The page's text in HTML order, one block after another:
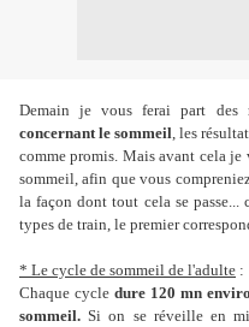
Demain je vous ferai part des
concernant le sommeil, les
comme promis. Mais avant cela
sommeil, afin que vous
la façon dont tout cela se
types de train, le premier
* Le cycle de sommeil de l'adulte :
Chaque cycle dure 120 mn
sommeil. Si on se réveille en